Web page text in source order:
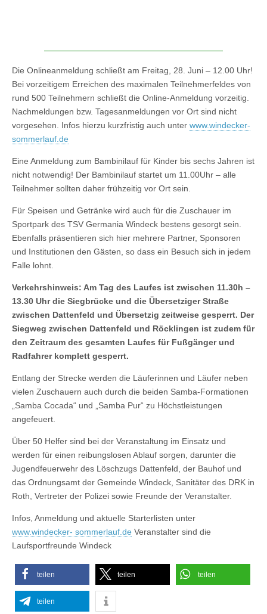
Die Onlineanmeldung schließt am Freitag, 28. Juni – 12.00 Uhr!
Bei vorzeitigem Erreichen des maximalen Teilnehmerfeldes von
rund 500 Teilnehmern schließt die Online-Anmeldung vorzeitig.
Nachmeldungen bzw. Tagesanmeldungen vor Ort sind nicht
vorgesehen. Infos hierzu kurzfristig auch unter www.windecker-
sommerlauf.de
Eine Anmeldung zum Bambinilauf für Kinder bis sechs Jahren ist
nicht notwendig! Der Bambinilauf startet um 11.00Uhr – alle
Teilnehmer sollten daher frühzeitig vor Ort sein.
Für Speisen und Getränke wird auch für die Zuschauer im
Sportpark des TSV Germania Windeck bestens gesorgt sein.
Ebenfalls präsentieren sich hier mehrere Partner, Sponsoren
und Institutionen den Gästen, so dass ein Besuch sich in jedem
Falle lohnt.
Verkehrshinweis: Am Tag des Laufes ist zwischen 11.30h –
13.30 Uhr die Siegbrücke und die Übersetziger Straße
zwischen Dattenfeld und Übersetzig zeitweise gesperrt. Der
Siegweg zwischen Dattenfeld und Röcklingen ist zudem für
den Zeitraum des gesamten Laufes für Fußgänger und
Radfahrer komplett gesperrt.
Entlang der Strecke werden die Läuferinnen und Läufer neben
vielen Zuschauern auch durch die beiden Samba-Formationen
„Samba Cocada“ und „Samba Pur“ zu Höchstleistungen
angefeuert.
Über 50 Helfer sind bei der Veranstaltung im Einsatz und
werden für einen reibungslosen Ablauf sorgen, darunter die
Jugendfeuerwehr des Löschzugs Dattenfeld, der Bauhof und
das Ordnungsamt der Gemeinde Windeck, Sanitäter des DRK in
Roth, Vertreter der Polizei sowie Freunde der Veranstalter.
Infos, Anmeldung und aktuelle Starterlisten unter
www.windecker- sommerlauf.de Veranstalter sind die
Laufsportfreunde Windeck
teilen teilen teilen
teilen